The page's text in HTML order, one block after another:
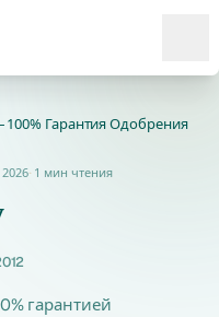
100% Гарантия Одобрения
· 1 мин чтения
гарантией